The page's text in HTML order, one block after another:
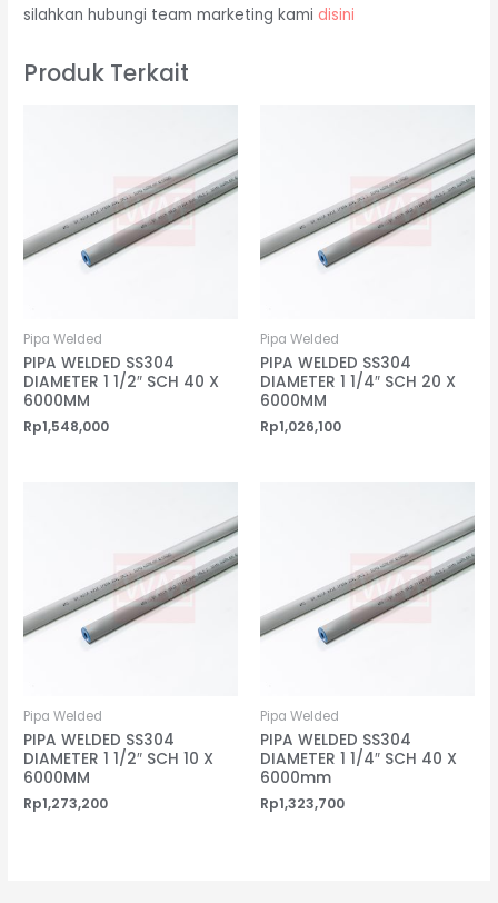
silahkan hubungi team marketing kami disini
Produk Terkait
Pipa Welded
PIPA WELDED SS304
DIAMETER 1 1/2″ SCH 40 X
6000MM
Rp1,548,000
Pipa Welded
PIPA WELDED SS304
DIAMETER 1 1/4″ SCH 20 X
6000MM
Rp1,026,100
Pipa Welded
PIPA WELDED SS304
DIAMETER 1 1/2″ SCH 10 X
6000MM
Rp1,273,200
Pipa Welded
PIPA WELDED SS304
DIAMETER 1 1/4″ SCH 40 X
6000mm
Rp1,323,700